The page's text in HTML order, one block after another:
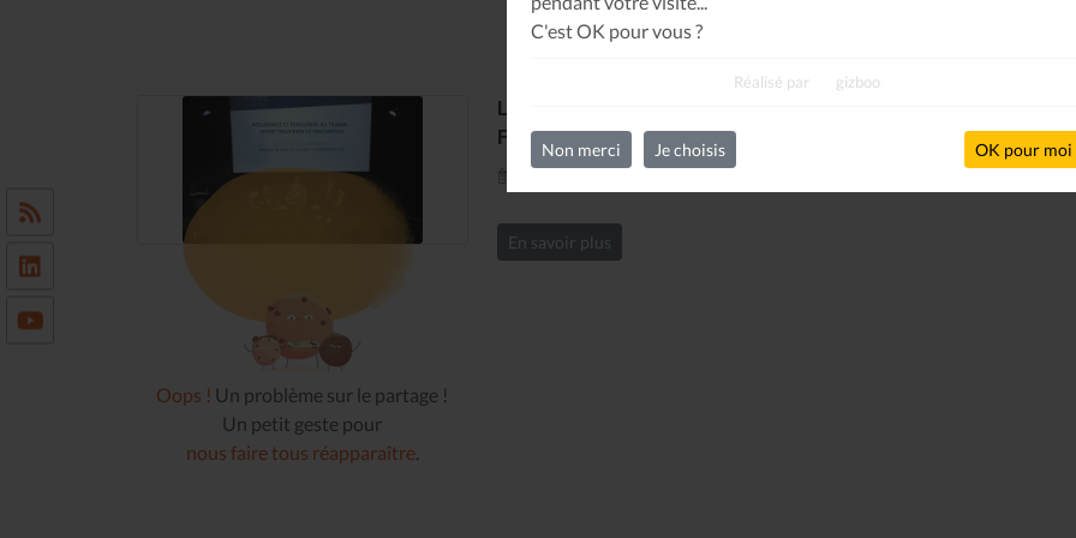
C'est OK pour vous ?
Réalisé par gizboo
Non merci Je choisis OK pour moi
Oops ! Un problème sur le partage !
Un petit geste pour
nous faire tous réapparaître.
LES TALENTS DE L'ASSURANCE - INTERVENTION DE JEAN-
FRANÇOIS BESNARD SGA FBA
En savoir plus